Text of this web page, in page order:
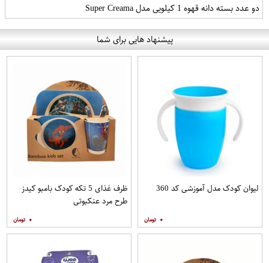
دو عدد بسته دانه قهوه 1 کیلویی مدل Super Creama
پیشنهاد هایی برای شما
لیوان کودک مدل آموزشی کد 360
۰
ظرف غذای 5 تکه کودک بامبو کیدز
طرح مرد عنکبوتی
۰